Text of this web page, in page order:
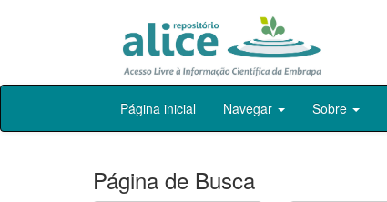
Skip
Página inicial Navegar Sobre
Página de Busca